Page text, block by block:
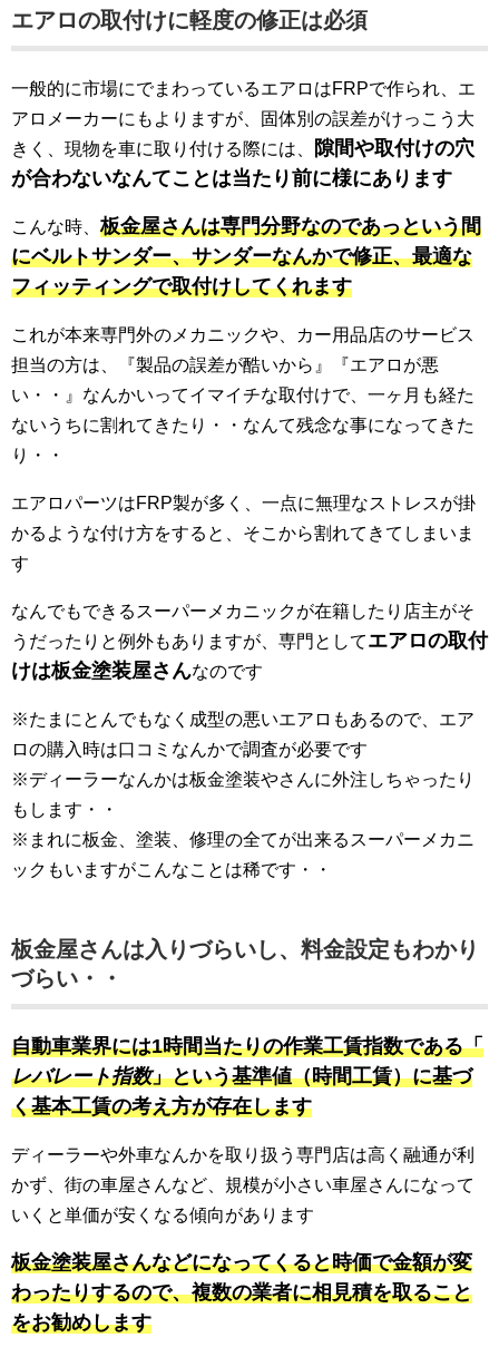
エアロの取付けに軽度の修正は必須
一般的に市場にでまわっているエアロはFRPで作られ、エ
アロメーカーにもよりますが、固体別の誤差がけっこう大
きく、現物を車に取り付ける際には、
隙間や取付けの穴
が合わないなんてことは当たり前に様にあります
こんな時、板金屋さんは専門分野なのであっという間
にベルトサンダー、サンダーなんかで修正、最適な
フィッティングで取付けしてくれます
これが本来専門外のメカニックや、カー用品店のサービス
担当の方は、『製品の誤差が酷いから』『エアロが悪
い・・』なんかいってイマイチな取付けで、一ヶ月も経た
ないうちに割れてきたり・・なんて残念な事になってきた
り・・
エアロパーツはFRP製が多く、一点に無理なストレスが掛
かるような付け方をすると、そこから割れてきてしまいま
す
なんでもできるスーパーメカニックが在籍したり店主がそ
うだったりと例外もありますが、専門としてエアロの取付
けは板金塗装屋さんなのです
※たまにとんでもなく成型の悪いエアロもあるので、エア
ロの購入時は口コミなんかで調査が必要です
※ディーラーなんかは板金塗装やさんに外注しちゃったり
もします・・
※まれに板金、塗装、修理の全てが出来るスーパーメカニ
ックもいますがこんなことは稀です・・
板金屋さんは入りづらいし、料金設定もわかり
づらい・・
自動車業界には1時間当たりの作業工賃指数である「
レバレート指数」という基準値（時間工賃）に基づ
く基本工賃の考え方が存在します
ディーラーや外車なんかを取り扱う専門店は高く融通が利
かず、街の車屋さんなど、規模が小さい車屋さんになって
いくと単価が安くなる傾向があります
板金塗装屋さんなどになってくると時価で金額が変
わったりするので、複数の業者に相見積を取ること
をお勧めします